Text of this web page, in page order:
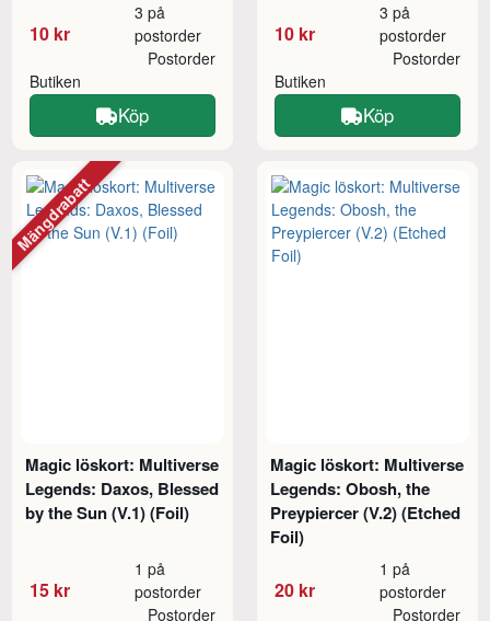
10 kr
3 på
postorder
Butiken
Postorder
Köp
10 kr
3 på
postorder
Butiken
Postorder
Köp
Magic löskort: Multiverse
Legends: Daxos, Blessed
by the Sun (V.1) (Foil)
15 kr
1 på
postorder
Postorder
Mängdrabatt
Magic löskort: Multiverse
Legends: Obosh, the
Preypiercer (V.2) (Etched
Foil)
20 kr
1 på
postorder
Postorder